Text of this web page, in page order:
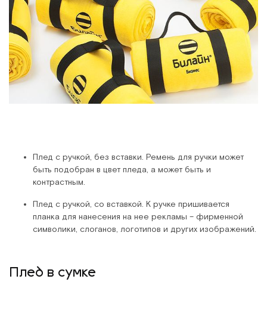
Плед с ручкой, без вставки. Ремень для ручки может
быть подобран в цвет пледа, а может быть и
контрастным.
Плед с ручкой, со вставкой. К ручке пришивается
планка для нанесения на нее рекламы – фирменной
символики, слоганов, логотипов и других изображений.
Плед в сумке